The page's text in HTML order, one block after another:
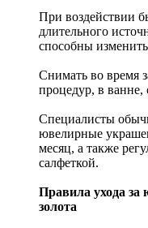
При воздействии
длительного
способны
Снимать во время
процедур, в ванне,
Специалисты
ювелирные
месяц, а также
салфеткой.
Правила ухода
золота